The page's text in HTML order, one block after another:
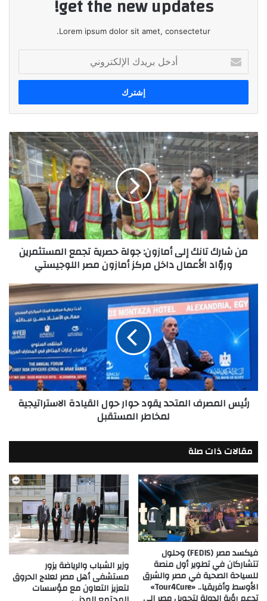
get the new updates!
Lorem ipsum dolor sit amet, consectetur.
بريدك
الإلكتروني
من
شارك
تانك
إلى
أمازون:
جولة
حصرية
تجمع
المستثمرين
وروّاد
مركز
أمازون
مصر
اللوجيستي
من شارك تانك إلى أمازون: جولة حصرية تجمع المستثمرين
وروّاد الأعمال داخل مركز أمازون مصر اللوجيستي
رئيس
المصرف
المتحد
يقود
الاستراتيجية
لمخاطر
المستقبل
رئيس المصرف المتحد يقود حوار حول القيادة الاستراتيجية
لمخاطر المستقبل
مقالات ذات صلة
فيكسد مصر (FEDIS) وحلول
تتشاركان في تطوير أول منصة
للسياحة الصحية في مصر والشرق
الأوسط وأفريقيا.. «Tour4Cure»
وزير الشباب والرياضة يزور
مستشفى أهل مصر لعلاج الحروق
لتعزيز التعاون مع مؤسسات